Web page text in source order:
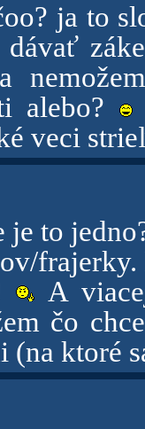
ja to
alebo?
veci
je to
frajerky.
A
čo
(na ktoré